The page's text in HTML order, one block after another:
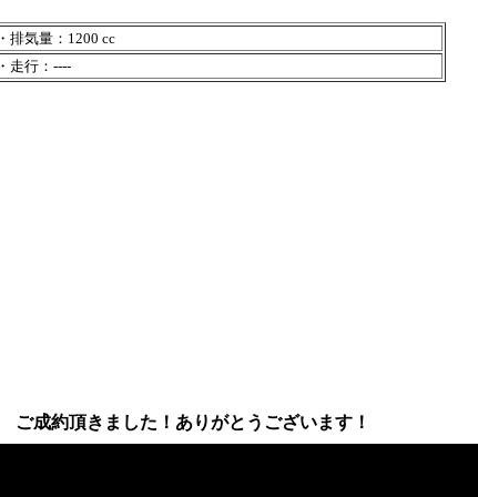
・排気量：1200 cc
・走行：----
ご成約頂きました！ありがとうございます！